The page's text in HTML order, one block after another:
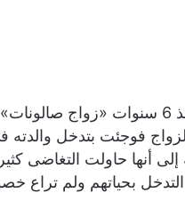
وقالت المدعية أمام المحكمة خلال نظر القضية، إنها تزوجت منذ 6 سنوات
فوجئت بتدخل والدته
أنها حاولت التغاضى
التدخل بحياتهم ولم تراع